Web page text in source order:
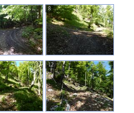
8
12